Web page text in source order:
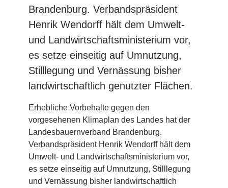
Brandenburg. Verbandspräsident
Henrik Wendorff hält dem Umwelt-
und Landwirtschaftsministerium vor,
es setze einseitig auf Umnutzung,
Stilllegung und Vernässung bisher
landwirtschaftlich genutzter Flächen.
Erhebliche Vorbehalte gegen den
vorgesehenen Klimaplan des Landes hat der
Landesbauernverband Brandenburg.
Verbandspräsident Henrik Wendorff hält dem
Umwelt- und Landwirtschaftsministerium vor,
es setze einseitig auf Umnutzung, Stilllegung
und Vernässung bisher landwirtschaftlich